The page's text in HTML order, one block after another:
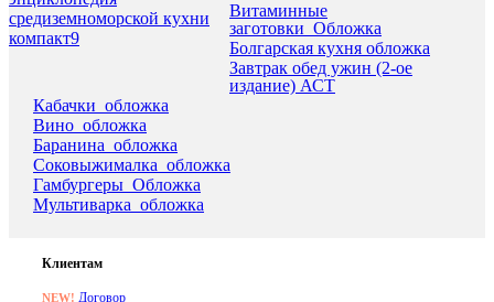
средиземноморской кухни
компакт9
Витаминные
заготовки_Обложка
Болгарская кухня обложка
Завтрак обед ужин (2-ое
издание) АСТ
Кабачки_обложка
Вино_обложка
Баранина_обложка
Соковыжималка_обложка
Гамбургеры_Обложка
Мультиварка_обложка
Клиентам
NEW! Договор